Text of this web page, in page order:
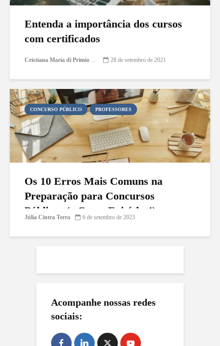
Entenda a importância dos cursos
com certificados
28 de setembro de 2021
CONCURSO PÚBLICO PROFESSORES
Os 10 Erros Mais Comuns na
Preparação para Concursos
Públicos (e Como Evitá-los!)
Júlia Cintra Terra 6 de setembro de 2023
Acompanhe nossas redes
sociais: